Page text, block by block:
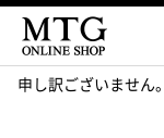
申し訳ございません